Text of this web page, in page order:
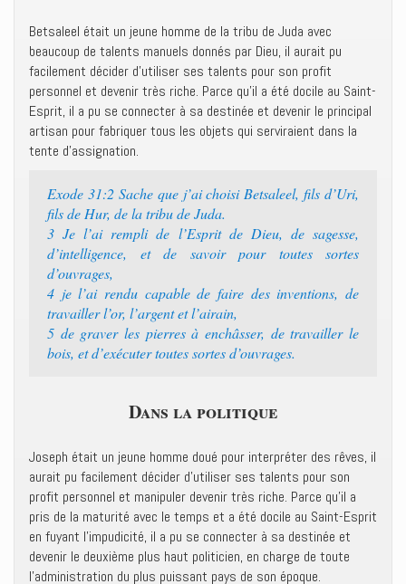
Betsaleel était un jeune homme de la tribu de Juda avec
beaucoup de talents manuels donnés par Dieu, il aurait pu
facilement décider d’utiliser ses talents pour son profit
personnel et devenir très riche. Parce qu’il a été docile au Saint-
Esprit, il a pu se connecter à sa destinée et devenir le principal
artisan pour fabriquer tous les objets qui serviraient dans la
tente d’assignation.
Exode 31:2 ‭‭Sache que j’ai choisi Betsaleel, fils d’Uri,
fils de Hur, de la tribu de Juda.‭
3 ‭‭Je l’ai rempli de l’Esprit de Dieu, de sagesse,
d’intelligence, et de savoir pour toutes sortes
d’ouvrages,‭
4 ‭‭je l’ai rendu capable de faire des inventions, de
travailler l’or, l’argent et l’airain,‭
5 ‭‭de graver les pierres à enchâsser, de travailler le
bois, et d’exécuter toutes sortes d’ouvrages.‭
Dans la politique
Joseph était un jeune homme doué pour interpréter des rêves, il
aurait pu facilement décider d’utiliser ses talents pour son
profit personnel et manipuler devenir très riche. Parce qu’il a
pris de la maturité avec le temps et a été docile au Saint-Esprit
en fuyant l’impudicité, il a pu se connecter à sa destinée et
devenir le deuxième plus haut politicien, en charge de toute
l’administration du plus puissant pays de son époque.